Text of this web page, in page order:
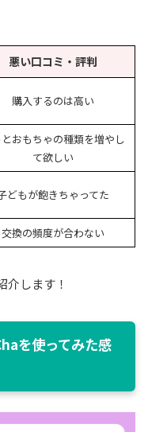
悪い口コミ・評判
購入するのは高い
おもちゃの種類を増やし
て欲しい
どもが飽きちゃってた
交換の頻度が合わない
介します！
を使ってみた感